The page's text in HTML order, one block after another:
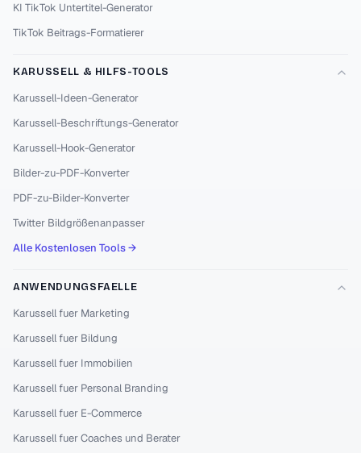
KI TikTok Untertitel-Generator
TikTok Beitrags-Formatierer
KARUSSELL & HILFS-TOOLS
Karussell-Ideen-Generator
Karussell-Beschriftungs-Generator
Karussell-Hook-Generator
Bilder-zu-PDF-Konverter
PDF-zu-Bilder-Konverter
Twitter Bildgrößenanpasser
Alle Kostenlosen Tools →
ANWENDUNGSFAELLE
Karussell fuer Marketing
Karussell fuer Bildung
Karussell fuer Immobilien
Karussell fuer Personal Branding
Karussell fuer E-Commerce
Karussell fuer Coaches und Berater